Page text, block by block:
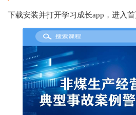
下载安装并打开学习成长app，进入